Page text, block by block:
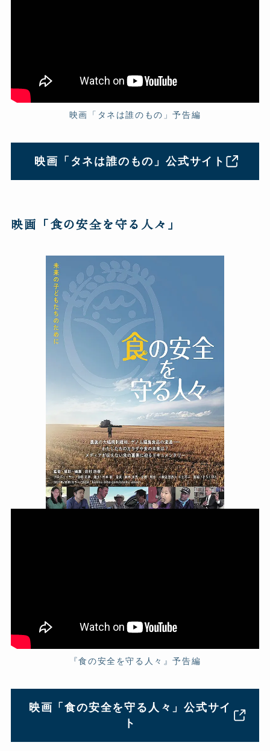
映画「タネは誰のもの」予告編
映画「タネは誰のもの」公式サイト
映画「食の安全を守る人々」
『食の安全を守る人々』予告編
映画「食の安全を守る人々」公式サイ
ト